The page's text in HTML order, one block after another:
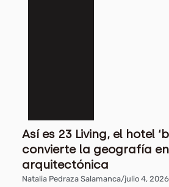
Así es 23 Living, el hotel
convierte la geografía
arquitectónica
Natalia Pedraza Salamanca/julio 4, 2026